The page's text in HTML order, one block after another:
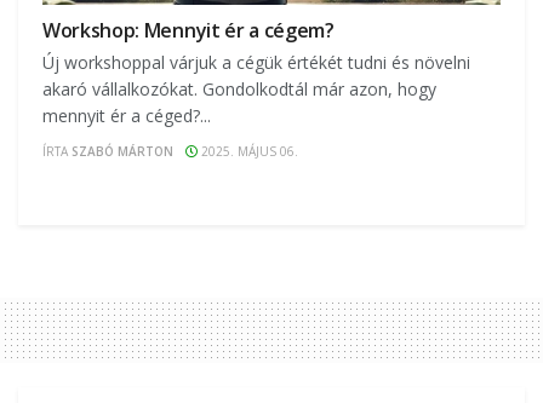
Workshop: Mennyit ér a cégem?
Új workshoppal várjuk a cégük értékét tudni és növelni
akaró vállalkozókat. Gondolkodtál már azon, hogy
mennyit ér a céged?...
ÍRTA SZABÓ MÁRTON 2025. MÁJUS 06.